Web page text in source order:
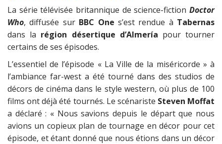
La série télévisée britannique de science-fiction Doctor
Who, diffusée sur BBC One s’est rendue à Tabernas
dans la région désertique d’Almería pour tourner
certains de ses épisodes.
L’essentiel de l’épisode « La Ville de la miséricorde » à
l’ambiance far-west a été tourné dans des studios de
décors de cinéma dans le style western, où plus de 100
films ont déjà été tournés. Le scénariste Steven Moffat
a déclaré : « Nous savions depuis le départ que nous
avions un copieux plan de tournage en décor pour cet
épisode, et étant donné que nous étions dans un décor